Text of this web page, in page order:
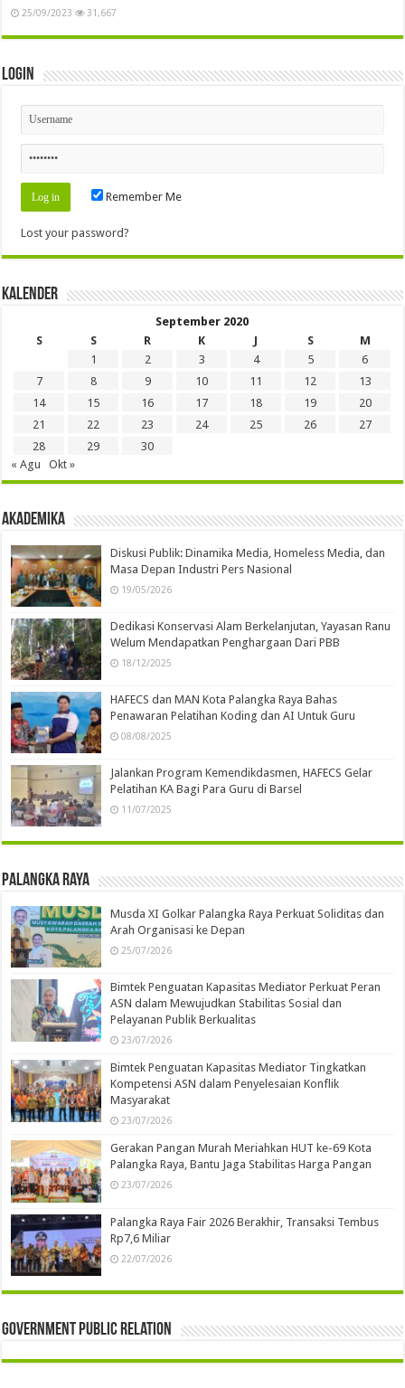
25/09/2023 31,667
Login
Remember Me
Lost your password?
Kalender
September 2020
S
S R K J S
M
1
2 3 4 5
6
7
8 9 10 11 12
13
14
15 16 17 18 19
20
21
22 23 24 25 26
27
28
29
30
« Agu
Okt »
Akademika
Diskusi Publik: Dinamika Media, Homeless Media, dan
Masa Depan Industri Pers Nasional
19/05/2026
Dedikasi Konservasi Alam Berkelanjutan, Yayasan Ranu
Welum Mendapatkan Penghargaan Dari PBB
18/12/2025
HAFECS dan MAN Kota Palangka Raya Bahas
Penawaran Pelatihan Koding dan AI Untuk Guru
08/08/2025
Jalankan Program Kemendikdasmen, HAFECS Gelar
Pelatihan KA Bagi Para Guru di Barsel
11/07/2025
Palangka Raya
Musda XI Golkar Palangka Raya Perkuat Soliditas dan
Arah Organisasi ke Depan
25/07/2026
Bimtek Penguatan Kapasitas Mediator Perkuat Peran
ASN dalam Mewujudkan Stabilitas Sosial dan
Pelayanan Publik Berkualitas
23/07/2026
Bimtek Penguatan Kapasitas Mediator Tingkatkan
Kompetensi ASN dalam Penyelesaian Konflik
Masyarakat
23/07/2026
Gerakan Pangan Murah Meriahkan HUT ke-69 Kota
Palangka Raya, Bantu Jaga Stabilitas Harga Pangan
23/07/2026
Palangka Raya Fair 2026 Berakhir, Transaksi Tembus
Rp7,6 Miliar
22/07/2026
Government Public Relation